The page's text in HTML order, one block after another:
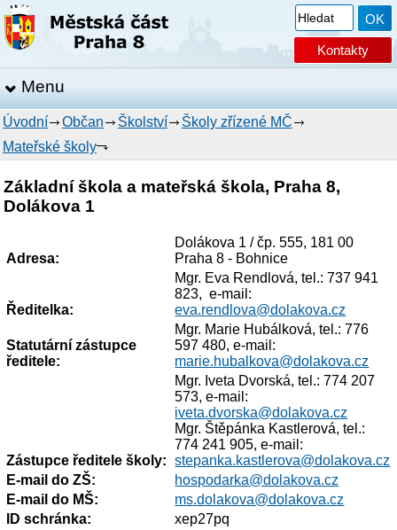
Kontakty
Menu
Úvodní Občan Školství
Školy zřízené MČ
Mateřské školy
Základní škola a mateřská škola, Praha 8,
Dolákova 1
Adresa:
Dolákova 1 / čp. 555, 181 00
Praha 8 - Bohnice
Ředitelka:
Mgr. Eva Rendlová, tel.: 737 941
823, e-mail:
eva.rendlova@dolakova.cz
Statutární zástupce
ředitele:
Mgr. Marie Hubálková, tel.: 776
597 480, e-mail:
marie.hubalkova@dolakova.cz
Zástupce ředitele školy:
Mgr. Iveta Dvorská, tel.: 774 207
573, e-mail:
iveta.dvorska@dolakova.cz
Mgr. Štěpánka Kastlerová, tel.:
774 241 905, e-mail:
stepanka.kastlerova@dolakova.cz
E-mail do ZŠ:
hospodarka@dolakova.cz
E-mail do MŠ:
ms.dolakova@dolakova.cz
ID schránka:
xep27pq